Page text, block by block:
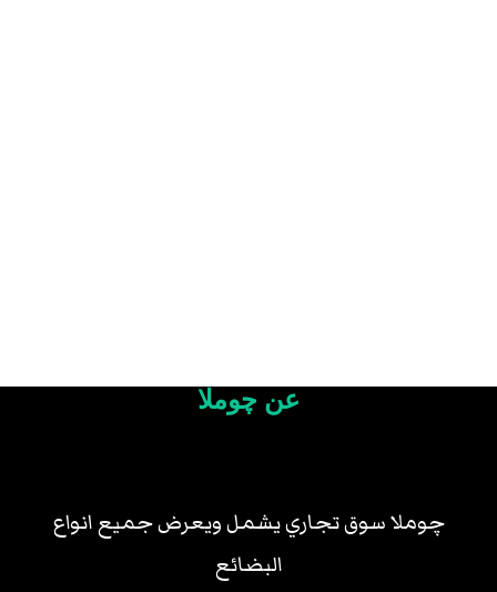
عن چوملا
چوملا سوق تجاري يشمل ويعرض جميع انواع
البضائع